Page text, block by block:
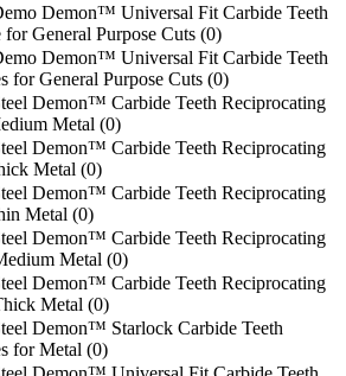
(0)
Demon™ Universal Fit Carbide Teeth
General Purpose Cuts (0)
Demon™ Universal Fit Carbide Teeth
for General Purpose Cuts (0)
Demon™ Carbide Teeth Reciprocating
Metal (0)
Demon™ Carbide Teeth Reciprocating
Metal (0)
Demon™ Carbide Teeth Reciprocating
Metal (0)
Demon™ Carbide Teeth Reciprocating
Metal (0)
Demon™ Carbide Teeth Reciprocating
Metal (0)
Demon™ Starlock Carbide Teeth
for Metal (0)